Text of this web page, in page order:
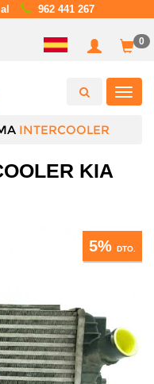
962 441 267
0
INTERCOOLER
KIA
5% DTO.